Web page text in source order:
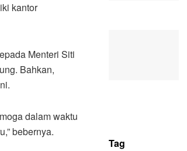
kantor
Menteri Siti
Bahkan,
dalam waktu
bebernya.
Tag